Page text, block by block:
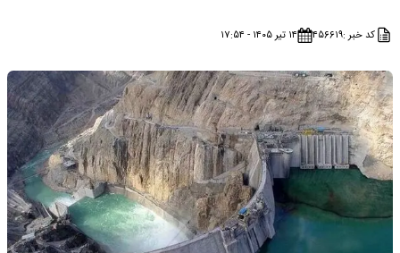
کد خبر :۴۵۶۶۱۹ ۱۴ تیر ۱۴۰۵ - ۱۷:۵۴